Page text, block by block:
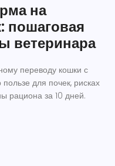
на
пошаговая
ветеринара
переводу кошки с
для почек, рисках
рациона за 10 дней.